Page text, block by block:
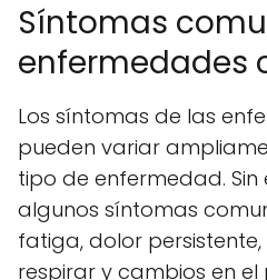
Síntomas
enfermedades
Los síntomas de las
pueden variar
tipo de enfermedad.
algunos síntomas
fatiga, dolor
respirar y cambios en